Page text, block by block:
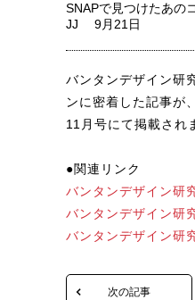
SNAPで見つけたあの
JJ 9月21日
バンタンデザイン研
ンに密着した記事が
11月号にて掲載され
●関連リンク
バンタンデザイン研
バンタンデザイン研
バンタンデザイン研
次の記事